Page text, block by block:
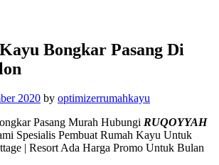
Bongkar Pasang Di
2020 by optimizerrumahkayu
Pasang Murah Hubungi RUQOYYAH
Spesialis Pembuat Rumah Kayu Untuk
| Resort Ada Harga Promo Untuk Bulan